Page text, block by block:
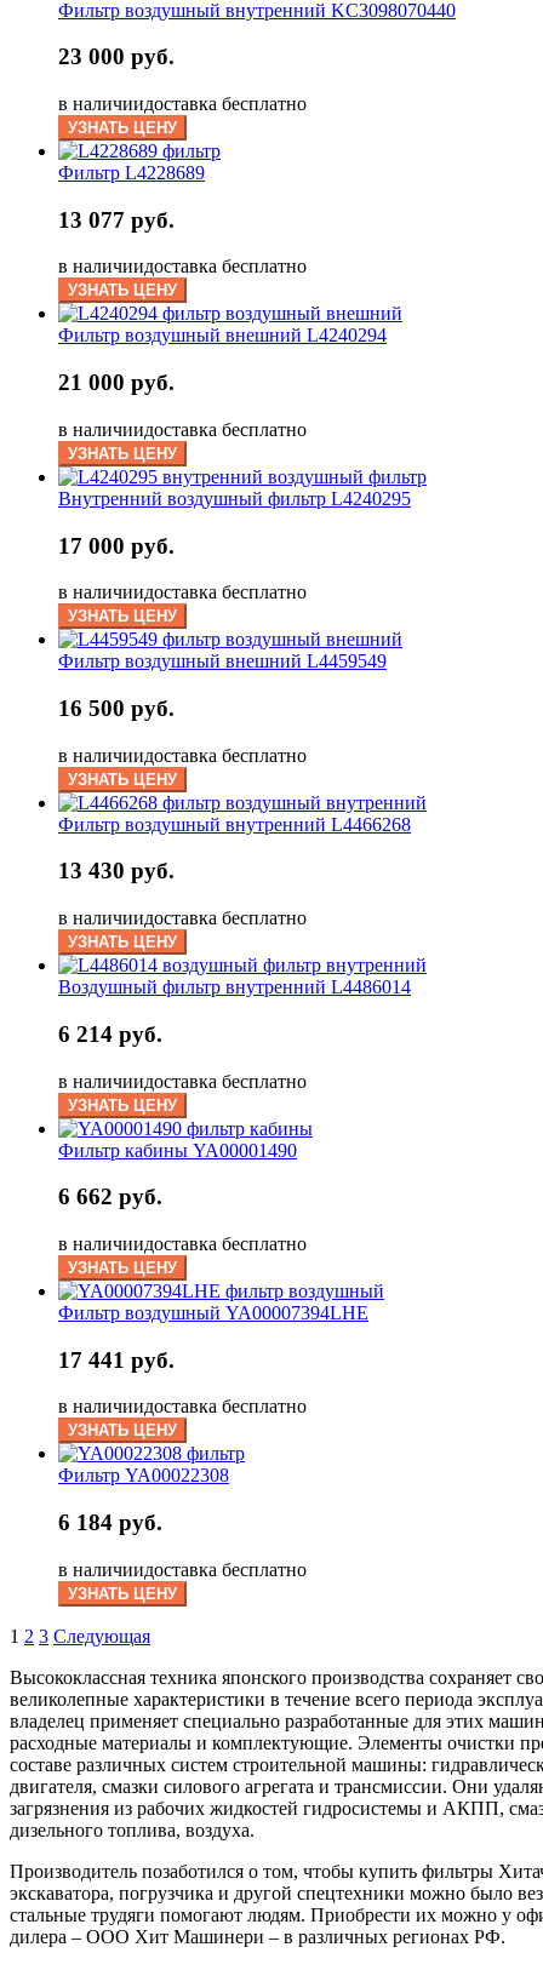
Фильтр воздушный внутренний KC3098070440
23 000 руб.
в наличиидоставка бесплатно
УЗНАТЬ ЦЕНУ
Фильтр L4228689
13 077 руб.
в наличиидоставка бесплатно
УЗНАТЬ ЦЕНУ
Фильтр воздушный внешний L4240294
21 000 руб.
в наличиидоставка бесплатно
УЗНАТЬ ЦЕНУ
Внутренний воздушный фильтр L4240295
17 000 руб.
в наличиидоставка бесплатно
УЗНАТЬ ЦЕНУ
Фильтр воздушный внешний L4459549
16 500 руб.
в наличиидоставка бесплатно
УЗНАТЬ ЦЕНУ
Фильтр воздушный внутренний L4466268
13 430 руб.
в наличиидоставка бесплатно
УЗНАТЬ ЦЕНУ
Воздушный фильтр внутренний L4486014
6 214 руб.
в наличиидоставка бесплатно
УЗНАТЬ ЦЕНУ
Фильтр кабины YA00001490
6 662 руб.
в наличиидоставка бесплатно
УЗНАТЬ ЦЕНУ
Фильтр воздушный YA00007394LHE
17 441 руб.
в наличиидоставка бесплатно
УЗНАТЬ ЦЕНУ
Фильтр YA00022308
6 184 руб.
в наличиидоставка бесплатно
УЗНАТЬ ЦЕНУ
1 2 3 Следующая
Высококлассная техника японского производства сохраняет
великолепные характеристики в течение всего периода
владелец применяет специально разработанные для этих
расходные материалы и комплектующие. Элементы очистки
составе различных систем строительной машины:
двигателя, смазки силового агрегата и трансмиссии. Они
загрязнения из рабочих жидкостей гидросистемы и АКПП,
дизельного топлива, воздуха.
Производитель позаботился о том, чтобы купить фильтры
экскаватора, погрузчика и другой спецтехники можно было
стальные трудяги помогают людям. Приобрести их можно у
дилера – ООО Хит Машинери – в различных регионах РФ.